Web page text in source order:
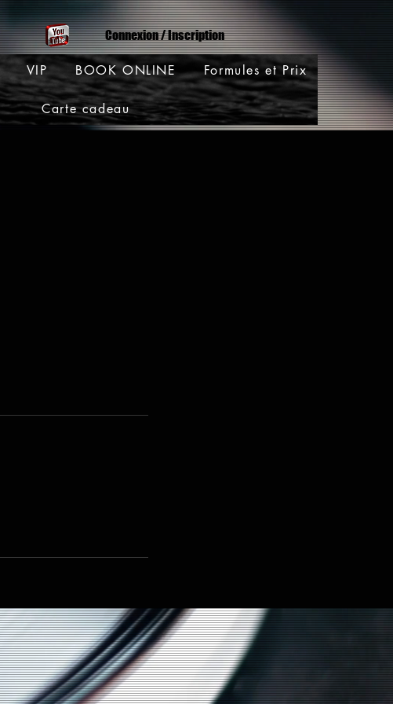
Connexion / Inscription
VIP BOOK ONLINE Formules et Prix
Carte cadeau